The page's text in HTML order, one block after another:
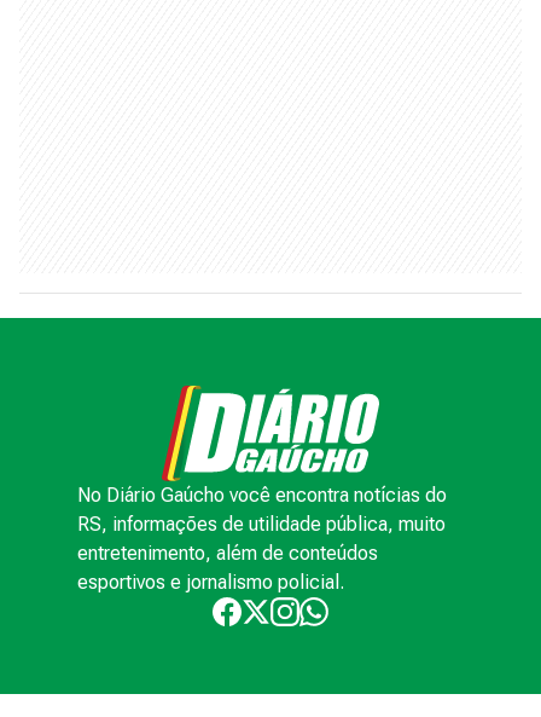
No Diário Gaúcho você encontra notícias do
RS, informações de utilidade pública, muito
entretenimento, além de conteúdos
esportivos e jornalismo policial.